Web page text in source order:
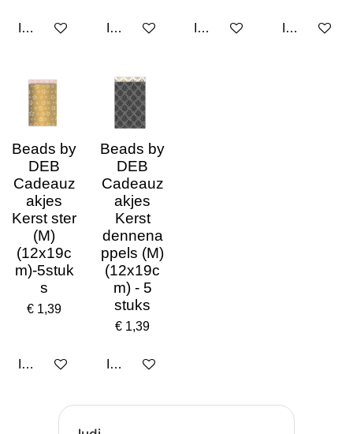
In winkelwagen In winkelwagen In winkelwagen In
Beads by
DEB
Cadeauz
akjes
Kerst ster
(M)
(12x19c
m)-5stuk
s
€ 1,39
In winkelwagen
Beads by
DEB
Cadeauz
akjes
Kerst
dennena
ppels (M)
(12x19c
m) - 5
stuks
€ 1,39
In winkelwagen